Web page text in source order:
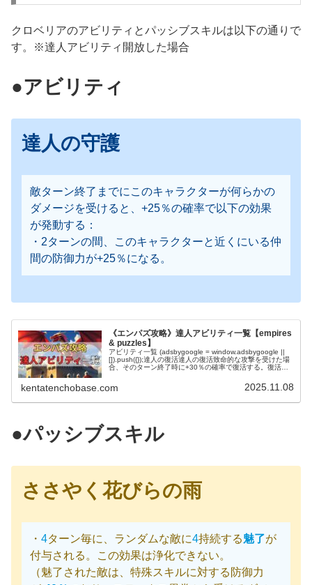
クロベリアのアビリティとパッシブスキルは以下の通りで
す。※達人アビリティ開放した場合
●アビリティ
達人の守護
敵ターン終了までにこのキャラクターが何らかの
ダメージを受けると、+25％の確率で以下の効果
が発動する：
・2ターンの間、このキャラクターと近くにいる仲
間の防御力が+25％になる。
《エンパズ攻略》達人アビリティ一覧【empires
& puzzles】
アビリティ一覧 (adsbygoogle = window.adsbygoogle ||
[]).push({});達人の復活達人の復活致命的な攻撃を受けた場
合、そのターン終了時に+30％の確率で復活する。復活し
kentatenchobase.com 2025.11.08
●パッシブスキル
ささやく花びらの雨
・ 4ターン毎に、ランダムな敵に4持続する魅了が
付与される。この効果は浄化できない。
（魅了された敵は、特殊スキルに対する防御力